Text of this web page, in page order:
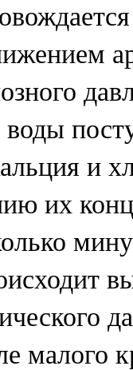
воды
и
их
малого